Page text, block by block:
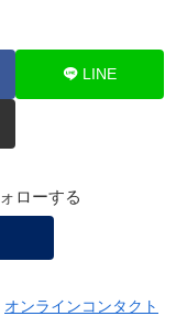
LINE
ローする
オンラインコンタクト